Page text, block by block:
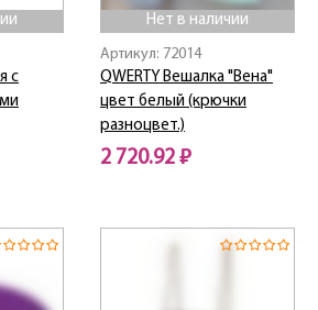
с
Нет в наличии
Артикул: 72014
QWERTY Вешалка "Вена"
цвет белый (крючки
разноцвет.)
2 720.92 ₽